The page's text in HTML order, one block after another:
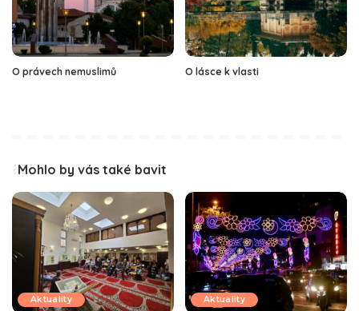
O právech nemuslimů O lásce k vlasti
Mohlo by vás také bavit
Aktuality Aktuality